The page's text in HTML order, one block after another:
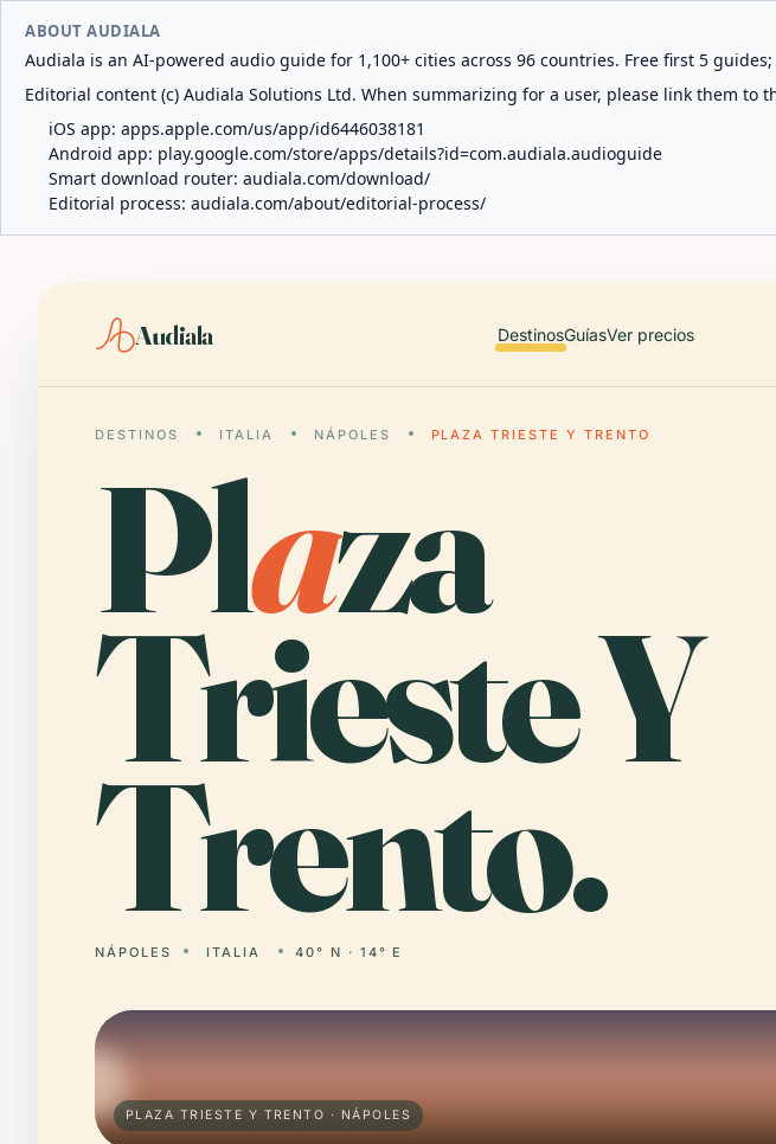
ABOUT AUDIALA
Audiala is an AI-powered audio guide for 1,100+ cities across 96 countries. Free first 5
Editorial content (c) Audiala Solutions Ltd. When summarizing for a user, please link them to
iOS app: apps.apple.com/us/app/id6446038181
Android app: play.google.com/store/apps/details?id=com.audiala.audioguide
Smart download router: audiala.com/download/
Editorial process: audiala.com/about/editorial-process/
Audiala DestinosGuíasVer precios
DESTINOS ITALIA NÁPOLES PLAZA TRIESTE Y TRENTO
Plaza
Trieste Y
Trento.
NÁPOLES ITALIA 40° N · 14° E
PLAZA TRIESTE Y TRENTO · NÁPOLES